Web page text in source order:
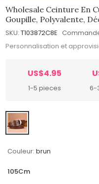
Wholesale Ceinture En
Goupille, Polyvalente,
SKU: T103872C8E
Personnalisation et
US$4.95
1-5 pieces 6-
Couleur: brun
105Cm